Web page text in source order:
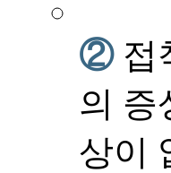
② 접
의 증
상이